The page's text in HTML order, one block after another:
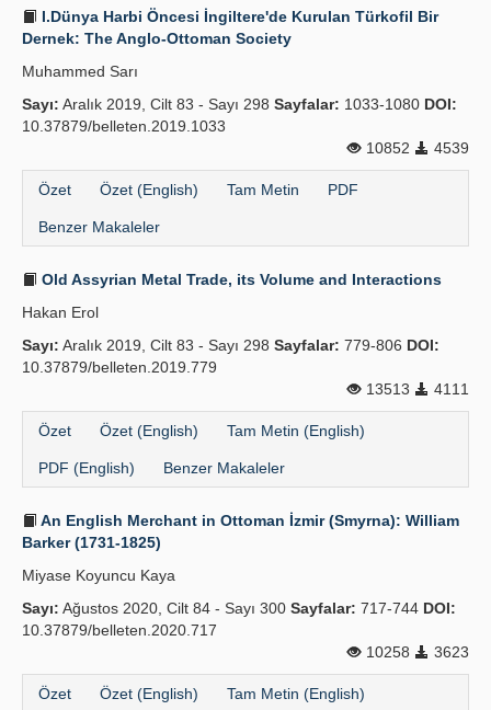
I.Dünya Harbi Öncesi İngiltere'de Kurulan Türkofil Bir
Dernek: The Anglo-Ottoman Society
Muhammed Sarı
Sayı: Aralık 2019, Cilt 83 - Sayı 298 Sayfalar: 1033-1080 DOI:
10.37879/belleten.2019.1033
10852
4539
Özet Özet (English) Tam Metin PDF
Benzer Makaleler
Old Assyrian Metal Trade, its Volume and Interactions
Hakan Erol
Sayı: Aralık 2019, Cilt 83 - Sayı 298 Sayfalar: 779-806 DOI:
10.37879/belleten.2019.779
13513
4111
Özet Özet (English) Tam Metin (English)
PDF (English) Benzer Makaleler
An English Merchant in Ottoman İzmir (Smyrna): William
Barker (1731-1825)
Miyase Koyuncu Kaya
Sayı: Ağustos 2020, Cilt 84 - Sayı 300 Sayfalar: 717-744 DOI:
10.37879/belleten.2020.717
10258
3623
Özet Özet (English) Tam Metin (English)